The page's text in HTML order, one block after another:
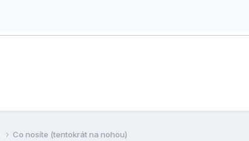
Co nosíte (tentokrát na nohou)